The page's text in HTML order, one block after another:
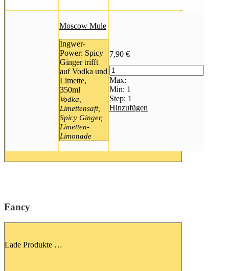
Moscow Mule
Ingwer-
Power: Spicy
Ginger trifft
auf Vodka und
Limette,
350ml
Vodka,
Limettensaft,
Spicy Ginger,
Limetten-
Limonade
7,90 €
Max:
Min: 1
Step: 1
Hinzufügen
Fancy
Lade Produkte …